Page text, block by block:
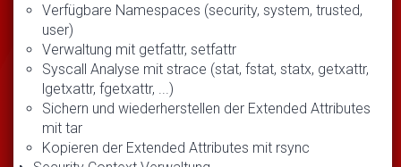
Verfügbare Namespaces (security, system, trusted,
user)
Verwaltung mit getfattr, setfattr
Syscall Analyse mit strace (stat, fstat, statx, getxattr,
lgetxattr, fgetxattr, ...)
Sichern und wiederherstellen der Extended Attributes
mit tar
Kopieren der Extended Attributes mit rsync